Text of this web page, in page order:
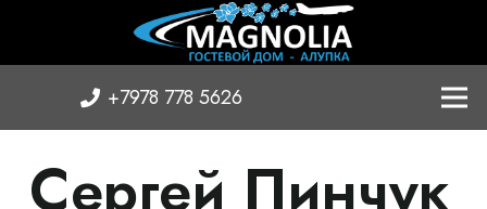
+7978 778 5626
Сергей Пинчук